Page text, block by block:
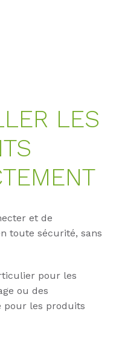
LES
et de
toute sécurité, sans
pour les
ou des
pour les produits